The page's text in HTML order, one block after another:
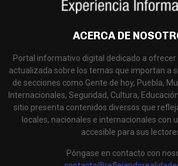
ACERCA DE
Portal informativo digital dedicado a
actualizada sobre los temas que importan a
de secciones como Gente de hoy, Puebla,
Internacionales, Seguridad, Cultura,
sitio presenta contenidos diversos que
locales, nacionales e internacionales con
accesible para sus
Póngase en contacto con